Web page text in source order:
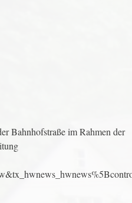
Bahnhofstraße im Rahmen der